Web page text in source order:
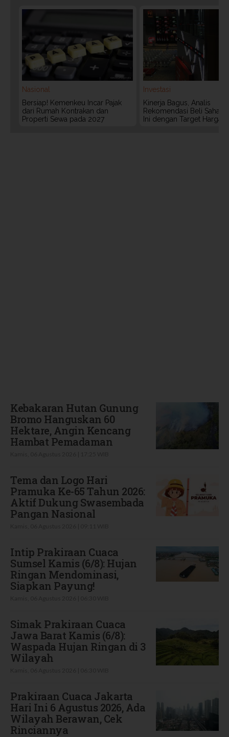
Nasional
Bersiap! Kemenkeu Incar Pajak
dari Rumah Kontrakan dan
Properti Sewa pada 2027
Investasi
Kinerja Bagus, Analis
Rekomendasi Beli Saham
Ini dengan Target Harga
Kebakaran Hutan Gunung
Bromo Hanguskan 60
Hektare, Angin Kencang
Hambat Pemadaman
Tema dan Logo Hari
Pramuka Ke-65 Tahun 2026:
Aktif Dukung Swasembada
Pangan Nasional
Intip Prakiraan Cuaca
Sumsel Kamis (6/8): Hujan
Ringan Mendominasi,
Siapkan Payung!
Simak Prakiraan Cuaca
Jawa Barat Kamis (6/8):
Waspada Hujan Ringan di 3
Wilayah
Prakiraan Cuaca Jakarta
Hari Ini 6 Agustus 2026, Ada
Wilayah Berawan, Cek
Rinciannya